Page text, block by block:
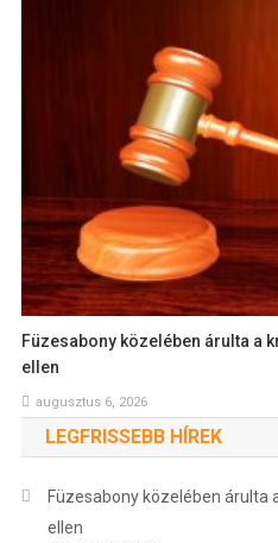
Füzesabony közelében árulta a
ellen
augusztus 6, 2026
LEGFRISSEBB HÍREK
Füzesabony közelében árulta
ellen